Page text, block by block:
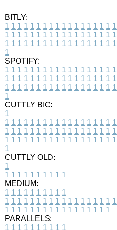
BITLY:
1 1 1 1 1 1 1 1 1 1 1 1 1 1 1 1 1 1
1 1 1 1 1 1 1 1 1 1 1 1 1 1 1 1 1 1
1 1 1 1 1 1 1 1 1 1 1 1 1 1 1 1 1 1
1
SPOTIFY:
1 1 1 1 1 1 1 1 1 1 1 1 1 1 1 1 1 1
1 1 1 1 1 1 1 1 1 1 1 1 1 1 1 1 1 1
1 1 1 1 1 1 1 1 1 1 1 1 1 1 1 1 1 1
1
CUTTLY BIO:
1
1 1 1 1 1 1 1 1 1 1 1 1 1 1 1 1 1 1
1 1 1 1 1 1 1 1 1 1 1 1 1 1 1 1 1 1
1 1 1 1 1 1 1 1 1 1 1 1 1 1 1 1 1 1
1
CUTTLY OLD:
1
1 1 1 1 1 1 1 1 1 1
MEDIUM:
1 1 1 1 1 1 1 1 1 1
1 1 1 1 1 1 1 1 1 1 1 1 1 1 1 1 1 1
1 1 1 1 1 1 1 1 1 1 1 1 1 1 1 1 1
PARALLELS:
1 1 1 1 1 1 1 1 1 1